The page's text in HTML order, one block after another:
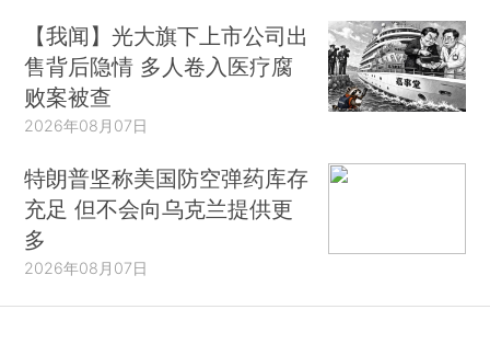
【我闻】光大旗下上市公司出
售背后隐情 多人卷入医疗腐
败案被查
2026年08月07日
特朗普坚称美国防空弹药库存
充足 但不会向乌克兰提供更
多
2026年08月07日